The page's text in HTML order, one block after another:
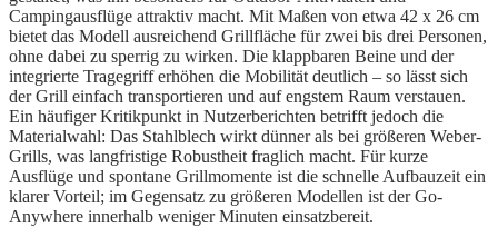
Campingausflüge attraktiv macht. Mit Maßen von etwa 42 x 26 cm
bietet das Modell ausreichend Grillfläche für zwei bis drei Personen,
ohne dabei zu sperrig zu wirken. Die klappbaren Beine und der
integrierte Tragegriff erhöhen die Mobilität deutlich – so lässt sich
der Grill einfach transportieren und auf engstem Raum verstauen.
Ein häufiger Kritikpunkt in Nutzerberichten betrifft jedoch die
Materialwahl: Das Stahlblech wirkt dünner als bei größeren Weber-
Grills, was langfristige Robustheit fraglich macht. Für kurze
Ausflüge und spontane Grillmomente ist die schnelle Aufbauzeit ein
klarer Vorteil; im Gegensatz zu größeren Modellen ist der Go-
Anywhere innerhalb weniger Minuten einsatzbereit.